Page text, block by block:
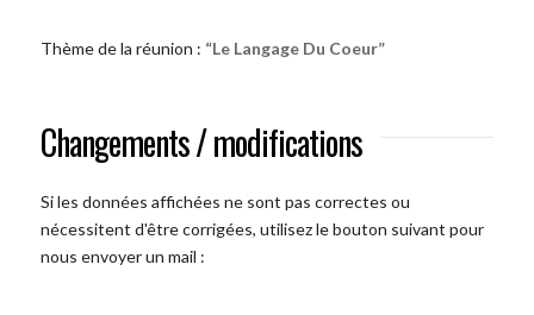
Thème de la réunion : “Le Langage Du Coeur”
Changements / modifications
Si les données affichées ne sont pas correctes ou
nécessitent d'être corrigées, utilisez le bouton suivant pour
nous envoyer un mail :